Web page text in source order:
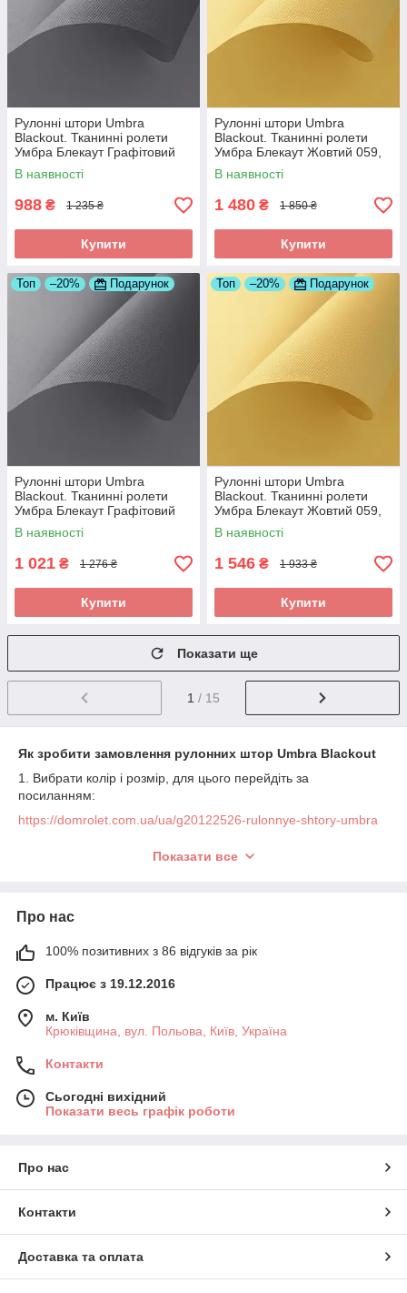
Рулонні штори Umbra
Blackout. Тканинні ролети
Умбра Блекаут Графітовий
061, 575
В наявності
988 ₴ 1 235 ₴
Купити
Рулонні штори Umbra
Blackout. Тканинні ролети
Умбра Блекаут Жовтий 059,
950
В наявності
1 480 ₴ 1 850 ₴
Купити
Топ –20% Подарунок
Рулонні штори Umbra
Blackout. Тканинні ролети
Умбра Блекаут Графітовий
061, 600
В наявності
1 021 ₴ 1 276 ₴
Купити
Топ –20% Подарунок
Рулонні штори Umbra
Blackout. Тканинні ролети
Умбра Блекаут Жовтий 059,
1000
В наявності
1 546 ₴ 1 933 ₴
Купити
Показати ще
1 / 15
Як зробити замовлення рулонних штор Umbra Blackout
1. Вибрати колір і розмір, для цього перейдіть за
посиланням:
https://domrolet.com.ua/ua/g20122526-rulonnye-shtory-umbra
https://domrolet.com.ua/cp65298-zamer-tkanevyh-rolet.html
Для мобільної версії
Показати все
Про нас
100% позитивних з 86 відгуків за рік
Працює з 19.12.2016
м. Київ
Крюківщина, вул. Польова, Київ, Україна
Контакти
Сьогодні вихідний
Показати весь графік роботи
Про нас
Контакти
Доставка та оплата